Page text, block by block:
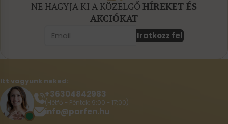
NE HAGYJA KI A KÖZELGŐ HÍREKET ÉS
AKCIÓKAT
Iratkozz fel
Itt vagyunk neked:
+36304842983
(Hétfő - Péntek: 9:00 - 17:00)
info@parfen.hu